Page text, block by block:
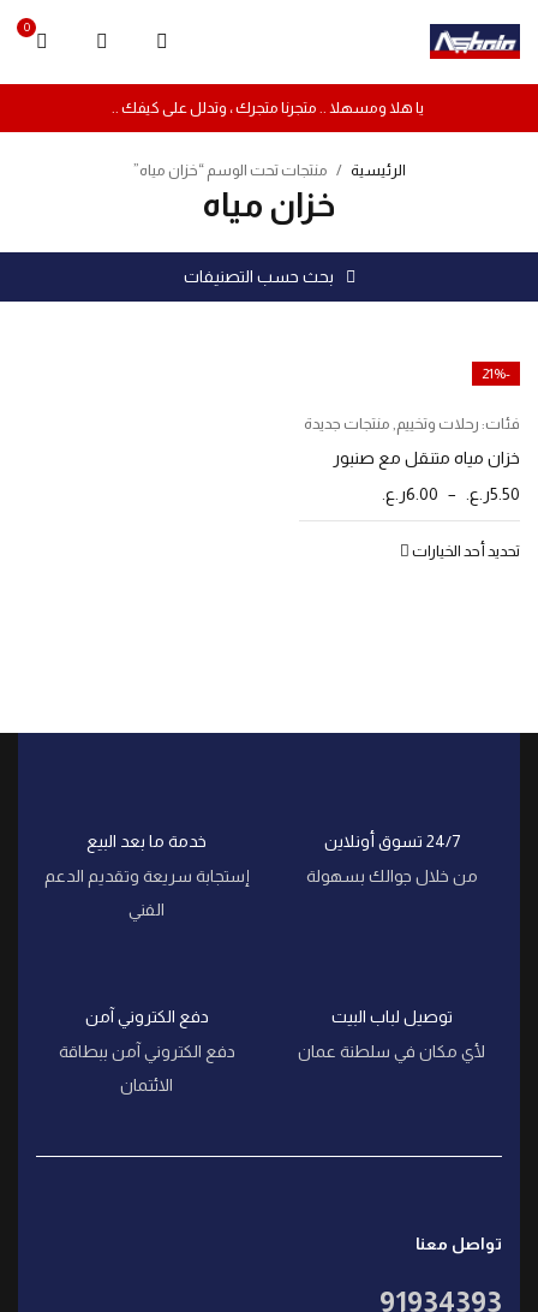
0
يا هلا ومسهلا .. متجرنا متجرك ، وتدلل على كيفك ..
الرئيسية / منتجات تحت الوسم “خزان مياه”
خزان مياه
بحث حسب التصنيفات
-21%
فئات: رحلات وتخييم, منتجات جديدة
خزان مياه متنقل مع صنبور
5.50ر.ع. –
6.00ر.ع.
تحديد أحد الخيارات
24/7 تسوق أونلاين
من خلال جوالك بسهولة
خدمة ما بعد البيع
إستجابة سريعة وتقديم الدعم
الفني
توصيل لباب البيت
لأي مكان في سلطنة عمان
دفع الكتروني آمن
دفع الكتروني آمن ببطاقة
الائتمان
تواصل معنا
91934393